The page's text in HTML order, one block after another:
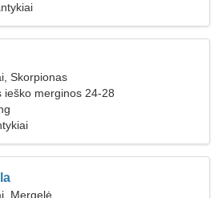
Skorpionas
ieško merginos 24-28
Mergelė